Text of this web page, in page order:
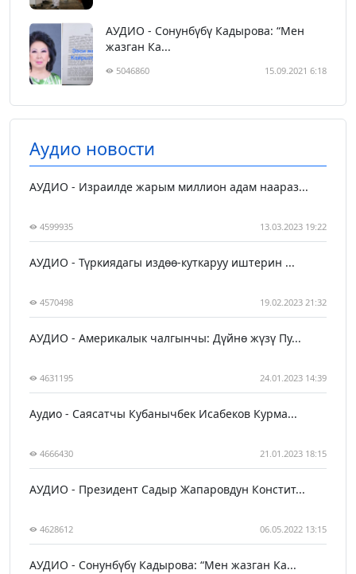
АУДИО - Сонунбүбү Кадырова: “Мен
жазган Ка...
5046860 15.09.2021 6:18
Аудио новости
АУДИО - Израилде жарым миллион адам наараз...
4599935 13.03.2023 19:22
АУДИО - Түркиядагы издөө-куткаруу иштерин ...
4570498 19.02.2023 21:32
АУДИО - Америкалык чалгынчы: Дүйнө жүзү Пу...
4631195 24.01.2023 14:39
Аудио - Саясатчы Кубанычбек Исабеков Курма...
4666430 21.01.2023 18:15
АУДИО - Президент Садыр Жапаровдун Констит...
4628612 06.05.2022 13:15
АУДИО - Сонунбүбү Кадырова: “Мен жазган Ка...